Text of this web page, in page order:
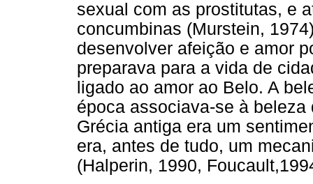
sexual com as prostitutas, e
concumbinas (Murstein,
desenvolver afeição e amor
preparava para a vida de
ligado ao amor ao Belo. A
época associava-se à
Grécia antiga era um
era, antes de tudo, um
(Halperin, 1990,